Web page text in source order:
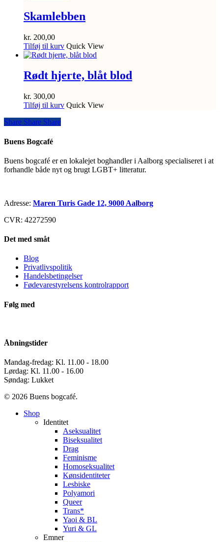
Skamlebben
kr. 200,00
Tilføj til kurv Quick View
Rødt hjerte, blåt blod
kr. 300,00
Tilføj til kurv Quick View
Share
Share Share Share
Buens Bogcafé
Buens bogcafé er en lokalejet boghandler i Aalborg specialiseret i at
forhandle både nyt og brugt LGBT+ litteratur.
Adresse: Maren Turis Gade 12, 9000 Aalborg
CVR: 42272590
Det med småt
Blog
Privatlivspolitik
Handelsbetingelser
Fødevarestyrelsens kontrolrapport
Følg med
Åbningstider
Mandag-fredag: Kl. 11.00 - 18.00
Lørdag: Kl. 11.00 - 16.00
Søndag: Lukket
© 2026 Buens bogcafé.
Close
Shop
Identitet
Aseksualitet
Biseksualitet
Drag
Feminisme
Homoseksualitet
Kønsidentiteter
Lesbiske
Polyamori
Queer
Trans*
Yaoi & BL
Yuri & GL
Emner